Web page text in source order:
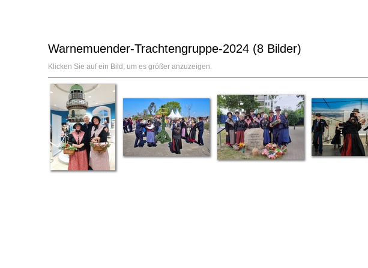
Warnemuender-Trachtengruppe-2024 (8 Bilder)
Klicken Sie auf ein Bild, um es größer anzuzeigen.